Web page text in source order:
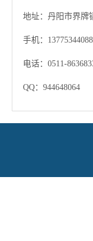
地址：丹阳市界牌
手机：13775344088
电话：0511-
QQ：944648064